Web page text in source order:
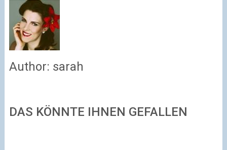
Author: sarah
DAS KÖNNTE IHNEN GEFALLEN